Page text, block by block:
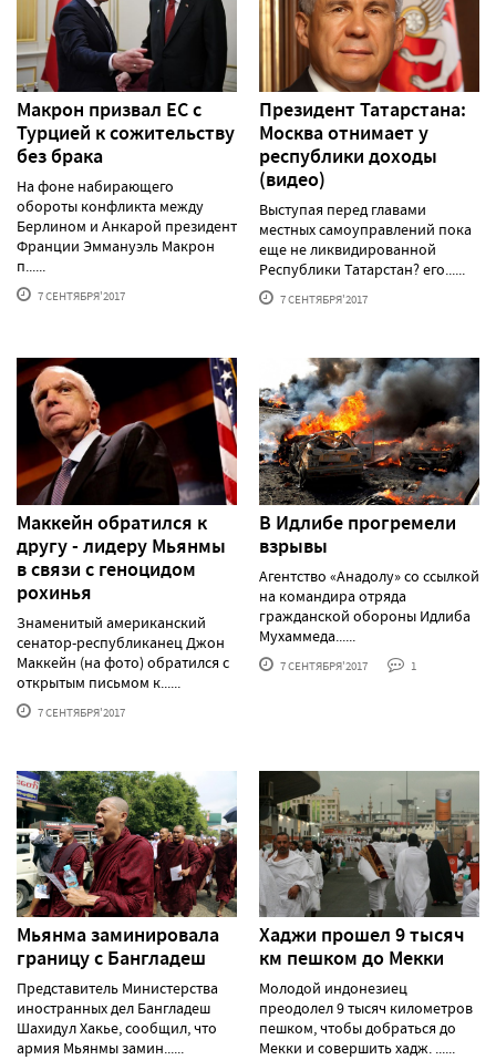
Макрон призвал ЕС с
Турцией к сожительству
без брака
На фоне набирающего
обороты конфликта между
Берлином и Анкарой президент
Франции Эммануэль Макрон
п......
7 СЕНТЯБРЯ'2017
Президент Татарстана:
Москва отнимает у
республики доходы
(видео)
Выступая перед главами
местных самоуправлений пока
еще не ликвидированной
Республики Татарстан? его......
7 СЕНТЯБРЯ'2017
Маккейн обратился к
другу - лидеру Мьянмы
в связи с геноцидом
рохинья
Знаменитый американский
сенатор-республиканец Джон
Маккейн (на фото) обратился с
открытым письмом к......
7 СЕНТЯБРЯ'2017
В Идлибе прогремели
взрывы
Агентство «Анадолу» со ссылкой
на командира отряда
гражданской обороны Идлиба
Мухаммеда......
7 СЕНТЯБРЯ'2017 1
Мьянма заминировала
границу с Бангладеш
Представитель Министерства
иностранных дел Бангладеш
Шахидул Хакье, сообщил, что
армия Мьянмы замин......
Хаджи прошел 9 тысяч
км пешком до Мекки
Молодой индонезиец
преодолел 9 тысяч километров
пешком, чтобы добраться до
Мекки и совершить хадж. ......